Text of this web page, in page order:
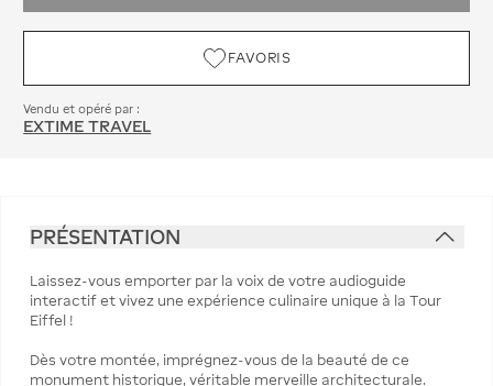
FAVORIS
Vendu et opéré par :
EXTIME TRAVEL
PRÉSENTATION
Laissez-vous emporter par la voix de votre audioguide
interactif et vivez une expérience culinaire unique à la Tour
Eiffel !
Dès votre montée, imprégnez-vous de la beauté de ce
monument historique, véritable merveille architecturale.